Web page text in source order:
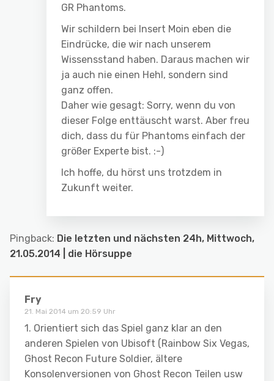
GR Phantoms.
Wir schildern bei Insert Moin eben die
Eindrücke, die wir nach unserem
Wissensstand haben. Daraus machen wir
ja auch nie einen Hehl, sondern sind
ganz offen.
Daher wie gesagt: Sorry, wenn du von
dieser Folge enttäuscht warst. Aber freu
dich, dass du für Phantoms einfach der
größer Experte bist. :-)
Ich hoffe, du hörst uns trotzdem in
Zukunft weiter.
Pingback: Die letzten und nächsten 24h, Mittwoch,
21.05.2014 | die Hörsuppe
Fry
21. Mai 2014 um 20:59 Uhr
1. Orientiert sich das Spiel ganz klar an den
anderen Spielen von Ubisoft (Rainbow Six Vegas,
Ghost Recon Future Soldier, ältere
Konsolenversionen von Ghost Recon Teilen usw